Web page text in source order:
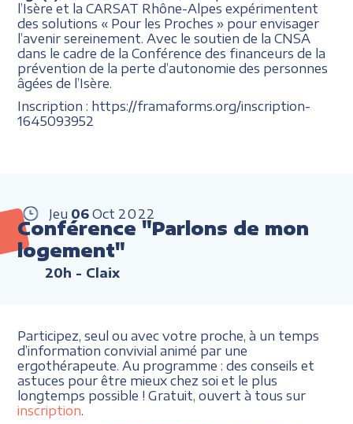
l’Isère et la CARSAT Rhône-Alpes expérimentent
des solutions « Pour les Proches » pour envisager
l’avenir sereinement. Avec le soutien de la CNSA
dans le cadre de la Conférence des financeurs de la
prévention de la perte d’autonomie des personnes
âgées de l’Isère.
Inscription : https://framaforms.org/inscription-
1645093952
Jeu 06 Oct 2022
Conférence "Parlons de mon
logement"
20h - Claix
Participez, seul ou avec votre proche, à un temps
d’information convivial animé par une
ergothérapeute. Au programme : des conseils et
astuces pour être mieux chez soi et le plus
longtemps possible ! Gratuit, ouvert à tous sur
inscription